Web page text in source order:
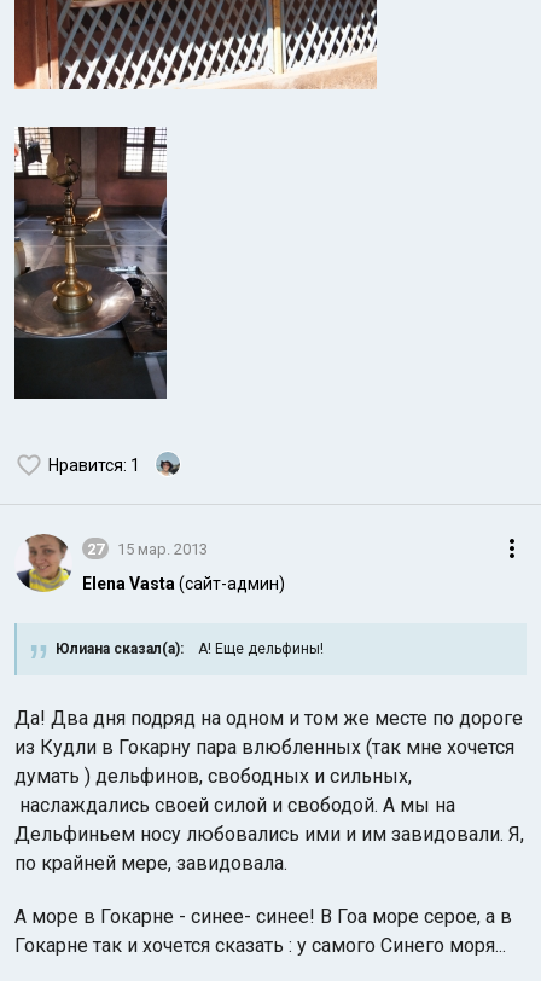
Нравится: 1
27 15 мар. 2013
Elena Vasta (сайт-админ)
Юлиана сказал(а): А! Еще дельфины!
Да! Два дня подряд на одном и том же месте по дороге
из Кудли в Гокарну пара влюбленных (так мне хочется
думать ) дельфинов, свободных и сильных,
наслаждались своей силой и свободой. А мы на
Дельфиньем носу любовались ими и им завидовали. Я,
по крайней мере, завидовала.
А море в Гокарне - синее- синее! В Гоа море серое, а в
Гокарне так и хочется сказать : у самого Синего моря...